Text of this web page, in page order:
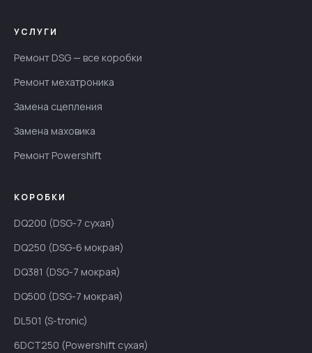
УСЛУГИ
Ремонт DSG — все коробки
Ремонт мехатроника
Замена сцепления
Замена маховика
Ремонт Powershift
КОРОБКИ
DQ200 (DSG-7 сухая)
DQ250 (DSG-6 мокрая)
DQ381 (DSG-7 мокрая)
DQ500 (DSG-7 мокрая)
DL501 (S-tronic)
6DCT250 (Powershift сухая)